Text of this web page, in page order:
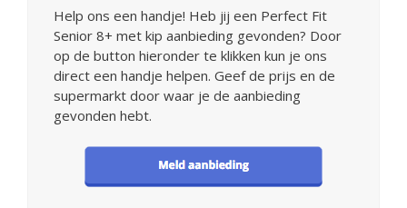
Help ons een handje! Heb jij een Perfect Fit
Senior 8+ met kip aanbieding gevonden? Door
op de button hieronder te klikken kun je ons
direct een handje helpen. Geef de prijs en de
supermarkt door waar je de aanbieding
gevonden hebt.